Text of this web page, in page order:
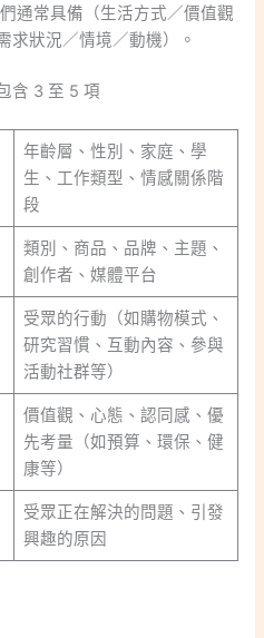
通常具備（生活方式／價值觀
求狀況／情境／動機）。
含 3 至 5 項
年齡層、性別、家庭、學
生、工作類型、情感關係階
段
類別、商品、品牌、主題、
創作者、媒體平台
受眾的行動（如購物模式、
研究習慣、互動內容、參與
活動社群等）
價值觀、心態、認同感、優
先考量（如預算、環保、健
康等）
受眾正在解決的問題、引發
興趣的原因